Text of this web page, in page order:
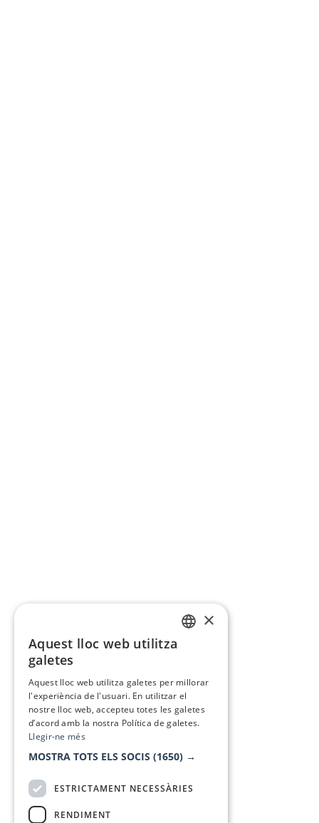
×
Aquest lloc web utilitza
galetes
Aquest lloc web utilitza galetes per millorar
l'experiència de l'usuari. En utilitzar el
nostre lloc web, accepteu totes les galetes
d’acord amb la nostra Política de galetes.
Llegir-ne més
MOSTRA TOTS ELS SOCIS (1650) →
ESTRICTAMENT NECESSÀRIES
RENDIMENT